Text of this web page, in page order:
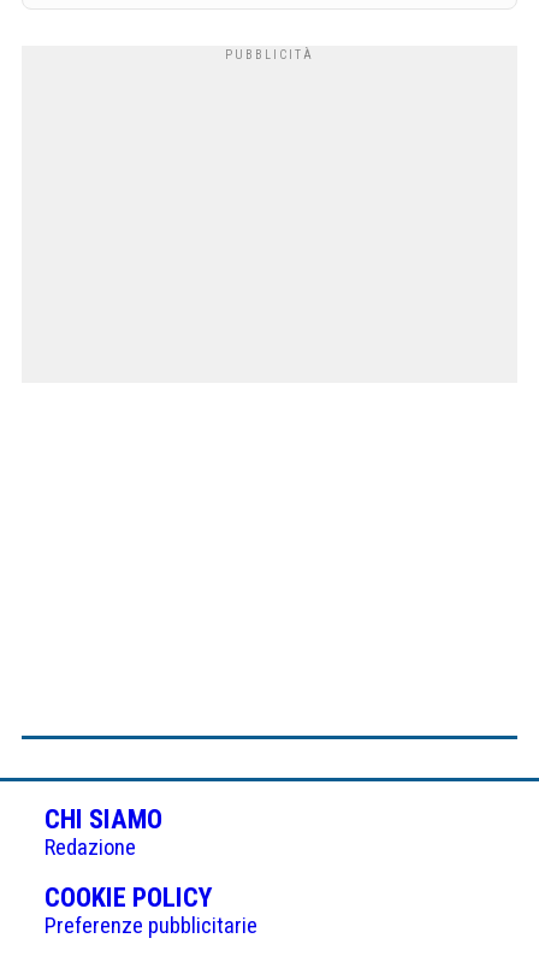
CHI SIAMO
Redazione
COOKIE POLICY(APRE
IN
Preferenze pubblicitarie